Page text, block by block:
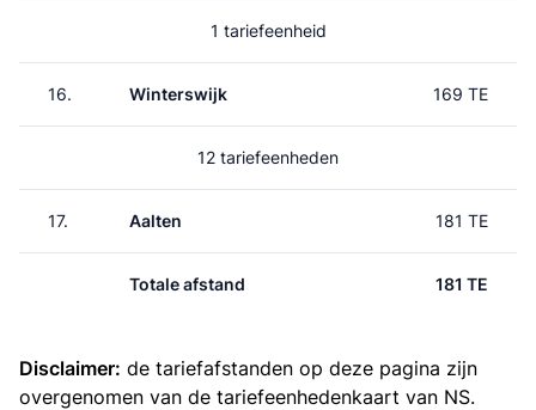
1 tariefeenheid
16. Winterswijk 169 TE
12 tariefeenheden
17. Aalten 181 TE
Totale afstand 181 TE
Disclaimer: de tariefafstanden op deze pagina zijn
overgenomen van de tariefeenhedenkaart van NS.